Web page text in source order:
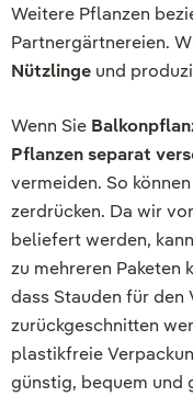
Weitere Pflanzen
Partnergärtnereien.
Nützlinge und
Wenn Sie
Pflanzen separat
vermeiden. So
zerdrücken. Da wir
beliefert werden,
zu mehreren Paketen
dass Stauden für den
zurückgeschnitten
plastikfreie
günstig, bequem und